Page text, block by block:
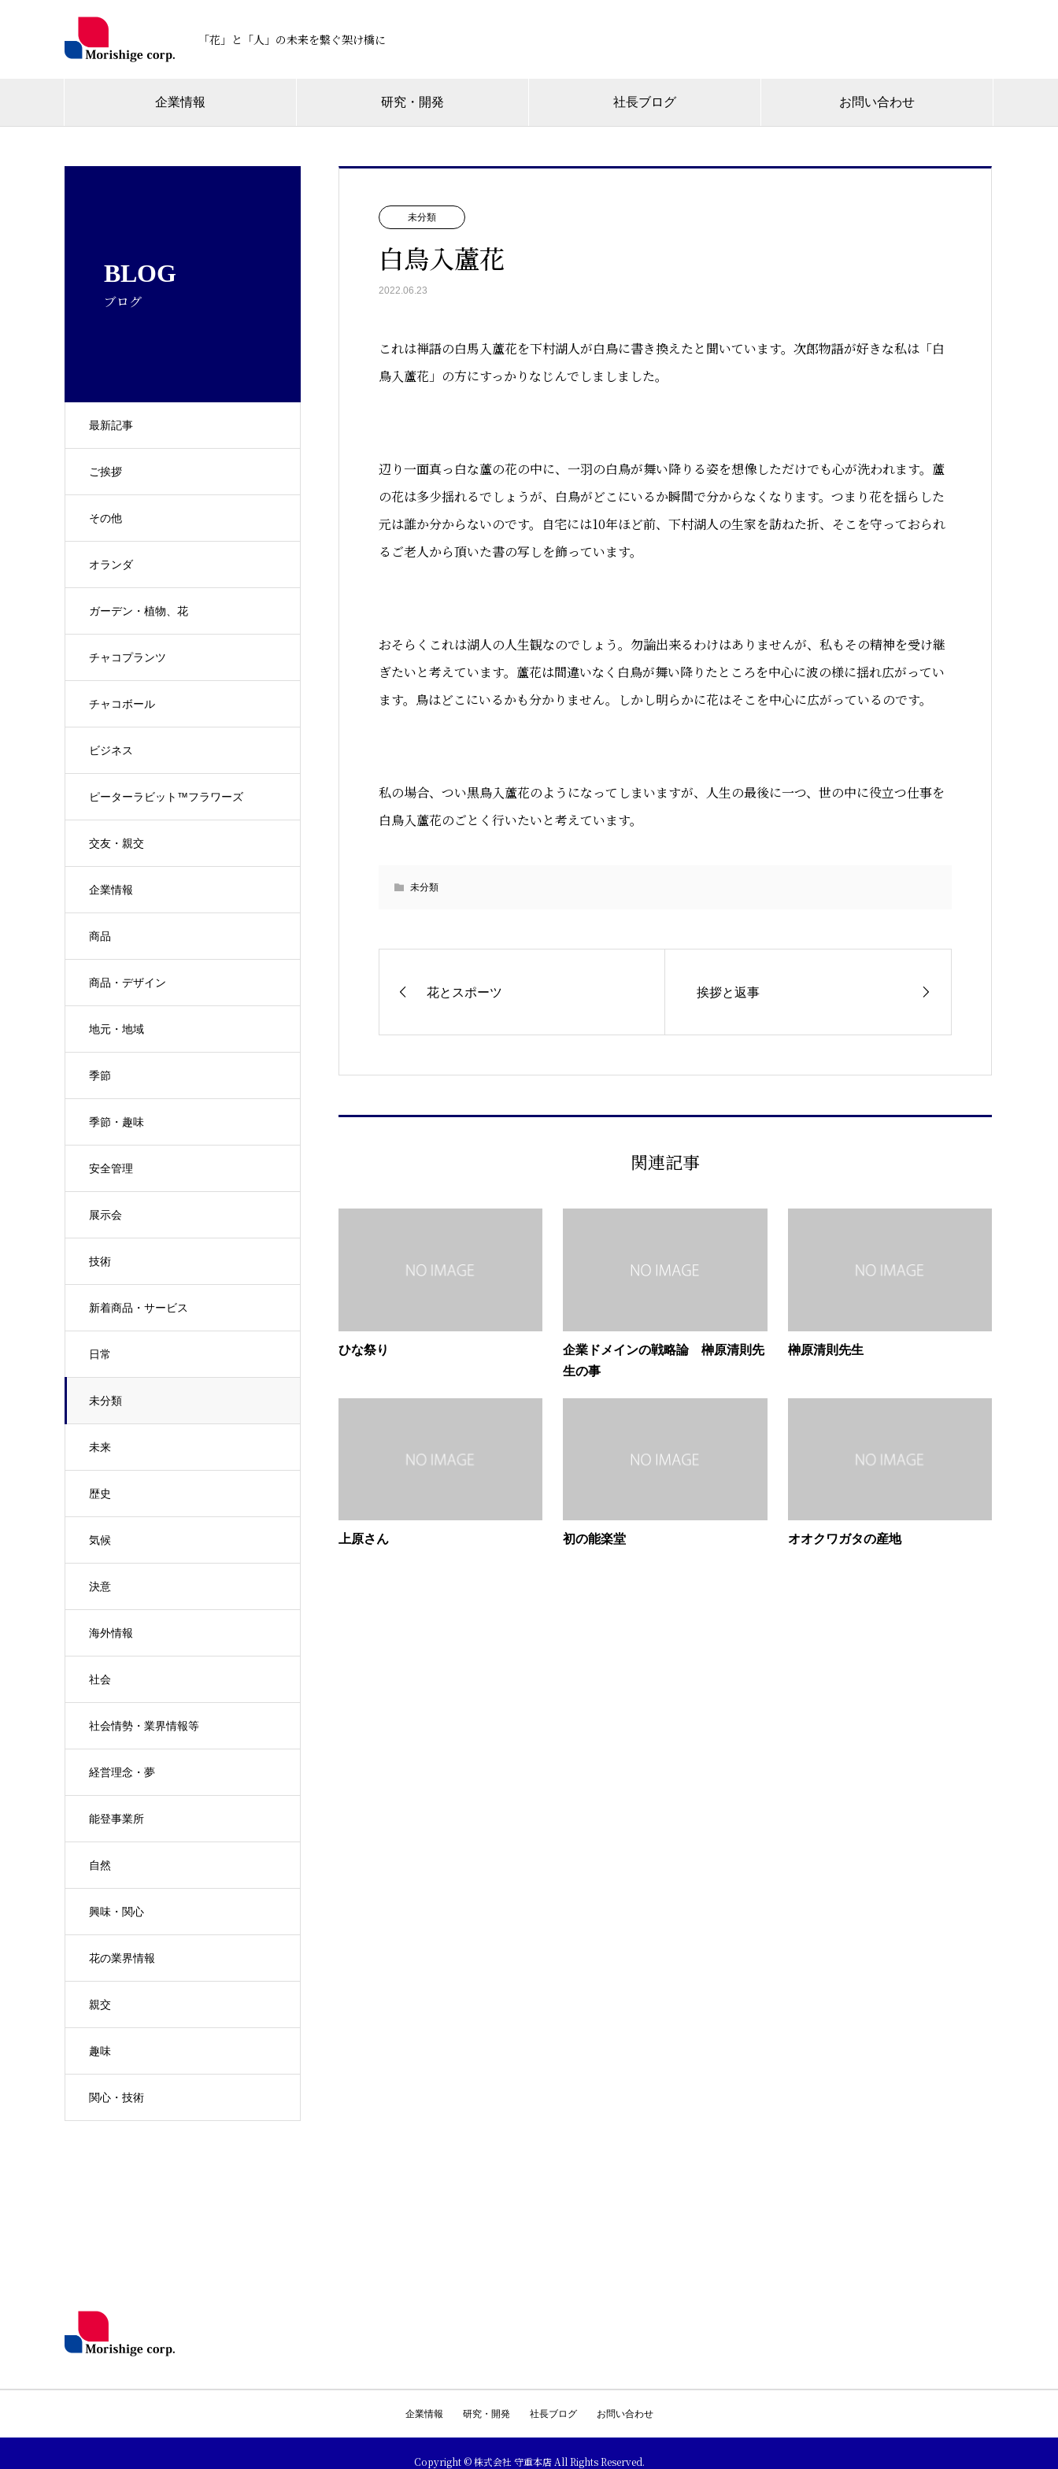
「花」と「人」の未来を繋ぐ架け橋に
企業情報 研究・開発 社長ブログ お問い合わせ
BLOG
ブログ
最新記事
ご挨拶
その他
オランダ
ガーデン・植物、花
チャコプランツ
チャコボール
ビジネス
ピーターラビット™フラワーズ
交友・親交
企業情報
商品
商品・デザイン
地元・地域
季節
季節・趣味
安全管理
展示会
技術
新着商品・サービス
日常
未分類
未来
歴史
気候
決意
海外情報
社会
社会情勢・業界情報等
経営理念・夢
能登事業所
自然
興味・関心
花の業界情報
親交
趣味
関心・技術
未分類
白鳥入蘆花
2022.06.23
これは禅語の白馬入蘆花を下村湖人が白鳥に書き換えたと聞いています。次郎物語が好きな私は「白
鳥入蘆花」の方にすっかりなじんでしましました。
辺り一面真っ白な蘆の花の中に、一羽の白鳥が舞い降りる姿を想像しただけでも心が洗われます。蘆
の花は多少揺れるでしょうが、白鳥がどこにいるか瞬間で分からなくなります。つまり花を揺らした
元は誰か分からないのです。自宅には10年ほど前、下村湖人の生家を訪ねた折、そこを守っておられ
るご老人から頂いた書の写しを飾っています。
おそらくこれは湖人の人生観なのでしょう。勿論出来るわけはありませんが、私もその精神を受け継
ぎたいと考えています。蘆花は間違いなく白鳥が舞い降りたところを中心に波の様に揺れ広がってい
ます。鳥はどこにいるかも分かりません。しかし明らかに花はそこを中心に広がっているのです。
私の場合、つい黒鳥入蘆花のようになってしまいますが、人生の最後に一つ、世の中に役立つ仕事を
白鳥入蘆花のごとく行いたいと考えています。
未分類
花とスポーツ 挨拶と返事
関連記事
ひな祭り
企業ドメインの戦略論 榊原清則先
生の事
榊原清則先生
上原さん 初の能楽堂 オオクワガタの産地
企業情報 研究・開発 社長ブログ お問い合わせ
Copyright © 株式会社 守重本店 All Rights Reserved.